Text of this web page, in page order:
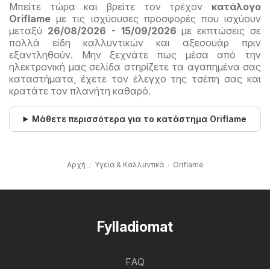
Μπείτε τώρα και βρείτε τον τρέχον κατάλογο
Oriflame με τις ισχύουσες προσφορές που ισχύουν
μεταξύ 26/08/2026 - 15/09/2026 με εκπτώσεις σε
πολλά είδη καλλυντικών και αξεσουάρ πριν
εξαντληθούν. Μην ξεχνάτε πως μέσα από την
ηλεκτρονική μας σελίδα στηρίζετε τα αγαπημένα σας
καταστήματα, έχετε τον έλεγχο της τσέπη σας και
κρατάτε τον πλανήτη καθαρό.
Μάθετε περισσότερα για το κατάστημα Oriflame
Αρχή Υγεία & Καλλυντικά Oriflame
Fylladiomat
FAQ